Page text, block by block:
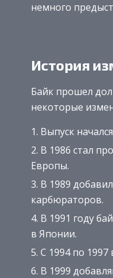
немного
История
Байк прошел
некоторые
Выпуск
В 1986 стал
Европы.
В 1989
карбюраторов.
В 1991 году
в Японии.
С 1994 по 1997
В 1999